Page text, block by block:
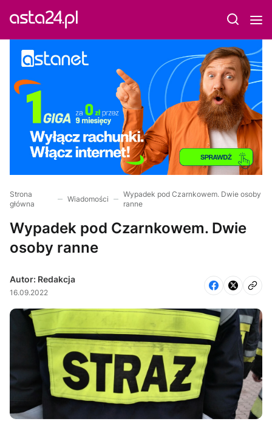
Strona
główna
Wiadomości
Wypadek pod Czarnkowem. Dwie osoby
ranne
Wypadek pod Czarnkowem. Dwie
osoby ranne
Autor: Redakcja
16.09.2022